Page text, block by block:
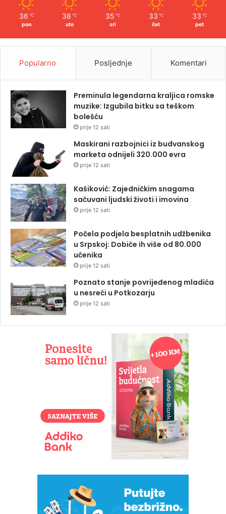
36 ℃
pon
38 ℃
uto
35 ℃
sri
33 ℃
čet
33 ℃
pet
Popularno Posljednje Komentari
Preminula legendarna kraljica romske
muzike: Izgubila bitku sa teškom
bolešću
prije 12 sati
Maskirani razbojnici iz budvanskog
marketa odnijeli 320.000 evra
prije 12 sati
Kašiković: Zajedničkim snagama
sačuvani ljudski životi i imovina
prije 12 sati
Počela podjela besplatnih udžbenika
u Srpskoj: Dobiće ih više od 80.000
učenika
prije 12 sati
Poznato stanje povrijeđenog mladića
u nesreći u Potkozarju
prije 12 sati